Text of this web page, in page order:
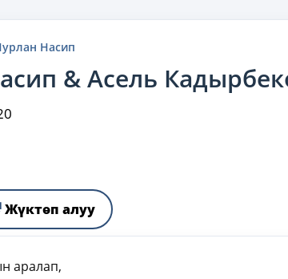
Насип
& Асель
Жүктөп алуу
аралап,